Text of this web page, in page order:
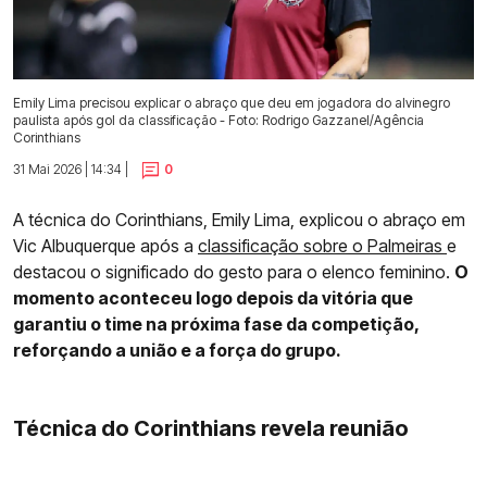
Emily Lima precisou explicar o abraço que deu em jogadora do alvinegro
paulista após gol da classificação - Foto: Rodrigo Gazzanel/Agência
Corinthians
31 Mai 2026 | 14:34 |
0
A técnica do Corinthians, Emily Lima, explicou o abraço em
Vic Albuquerque após a classificação sobre o Palmeiras e
destacou o significado do gesto para o elenco feminino. O
momento aconteceu logo depois da vitória que
garantiu o time na próxima fase da competição,
reforçando a união e a força do grupo.
Técnica do Corinthians revela reunião